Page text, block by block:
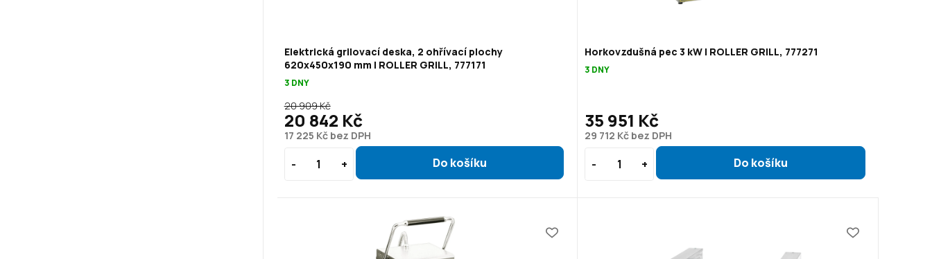
Elektrická grilovací deska, 2 ohřívací plochy
620x450x190 mm | ROLLER GRILL, 777171
3 DNY
17 225 Kč bez DPH
20 909 Kč
20 842 Kč
Horkovzdušná pec 3 kW | ROLLER GRILL, 777271
3 DNY
29 712 Kč bez DPH
35 951 Kč